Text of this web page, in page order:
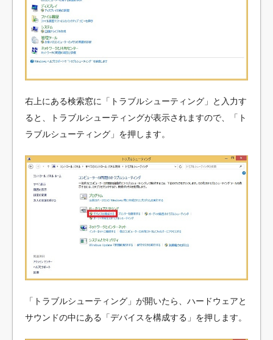
右上にある検索窓に「トラブルシューティング」と入力す
ると、トラブルシューティングが表示されますので、「ト
ラブルシューティング」を押します。
「トラブルシューティング」が開いたら、ハードウェアと
サウンドの中にある「デバイスを構成する」を押します。